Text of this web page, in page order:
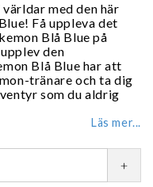
med den här
Få uppleva det
Blå Blue på
den
Blå Blue har att
tränare och ta dig
som du aldrig
Läs mer...
+